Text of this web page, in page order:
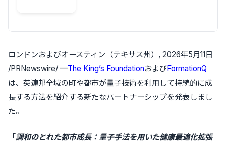
ロンドンおよびオースティン（テキサス州） , 2026年5月11日
/PRNewswire/ —The King’s FoundationおよびFormationQ
は、英連邦全域の町や都市が量子技術を利用して持続的に成
長する方法を紹介する新たなパートナーシップを発表しまし
た。
「調和のとれた都市成長：量子手法を用いた健康最適化拡張